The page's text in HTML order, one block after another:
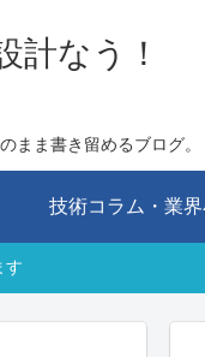
計なう！
まま書き留めるブログ。
技術コラム・業
す